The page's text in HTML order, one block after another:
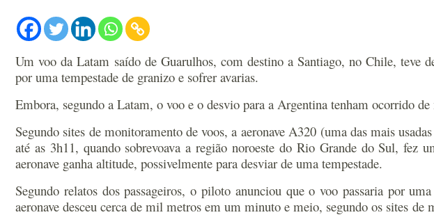
Um voo da Latam saído de Guarulhos, com destino a Santiago, no Chile, teve
por uma tempestade de granizo e sofrer avarias.
Embora, segundo a Latam, o voo e o desvio para a Argentina tenham ocorrido
Segundo sites de monitoramento de voos, a aeronave A320 (uma das mais
até as 3h11, quando sobrevoava a região noroeste do Rio Grande do Sul,
aeronave ganha altitude, possivelmente para desviar de uma tempestade.
Segundo relatos dos passageiros, o piloto anunciou que o voo passaria por
aeronave desceu cerca de mil metros em um minuto e meio, segundo os sites